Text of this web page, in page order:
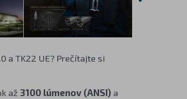
a TK22 UE? Prečítajte si
až 3100 lúmenov (ANSI) a